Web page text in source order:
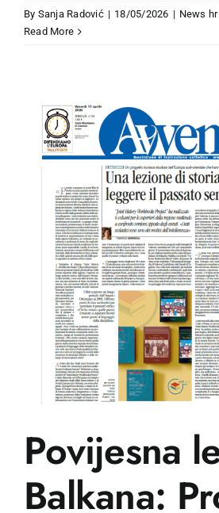
By Sanja Radović | 18/05/2026 | News hr
Read More
Povijesna
Balkana: